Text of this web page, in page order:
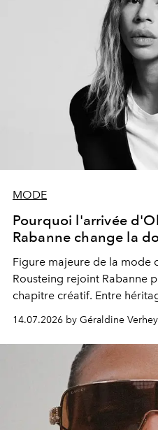
MODE
Pourquoi l'arrivée
Rabanne change la
Figure majeure de la mode
Rousteing rejoint Rabanne
chapitre créatif. Entre
internationale, cette
les contours du luxe de
14.07.2026 by Géraldine